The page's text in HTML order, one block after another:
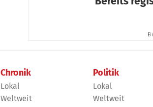
Chronik
Lokal
Weltweit
Politik
Lokal
Weltweit